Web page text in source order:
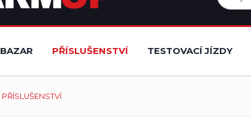
BAZAR PŘÍSLUŠENSTVÍ TESTOVACÍ JÍZDY
PŘÍSLUŠENSTVÍ